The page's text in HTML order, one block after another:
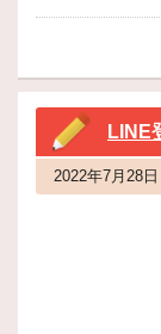
LINE
2022年7月28日